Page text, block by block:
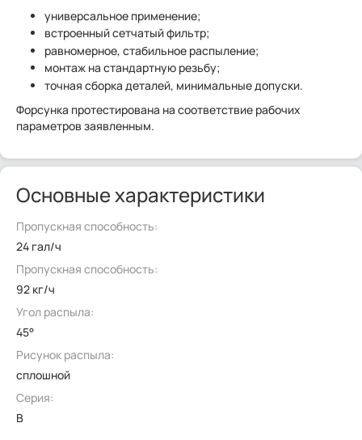
универсальное применение;
встроенный сетчатый фильтр;
равномерное, стабильное распыление;
монтаж на стандартную резьбу;
точная сборка деталей, минимальные допуски.
Форсунка протестирована на соответствие рабочих
параметров заявленным.
Основные характеристики
Пропускная способность:
24 гал/ч
Пропускная способность:
92 кг/ч
Угол распыла:
45°
Рисунок распыла:
сплошной
Серия:
B